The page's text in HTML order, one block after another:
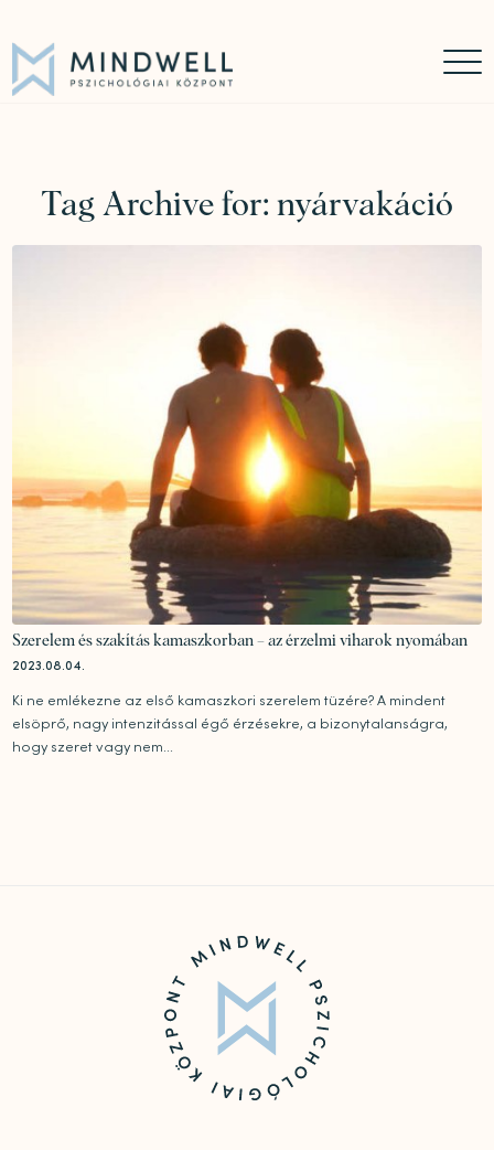
Tag Archive for: nyárvakáció
Szerelem és szakítás kamaszkorban – az érzelmi viharok nyomában
2023.08.04.
Ki ne emlékezne az első kamaszkori szerelem tüzére? A mindent
elsöprő, nagy intenzitással égő érzésekre, a bizonytalanságra,
hogy szeret vagy nem...